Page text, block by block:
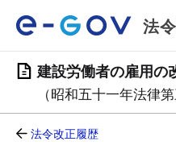
法
建設労働者の雇用の
（昭和五十一年法律
法令改正履歴